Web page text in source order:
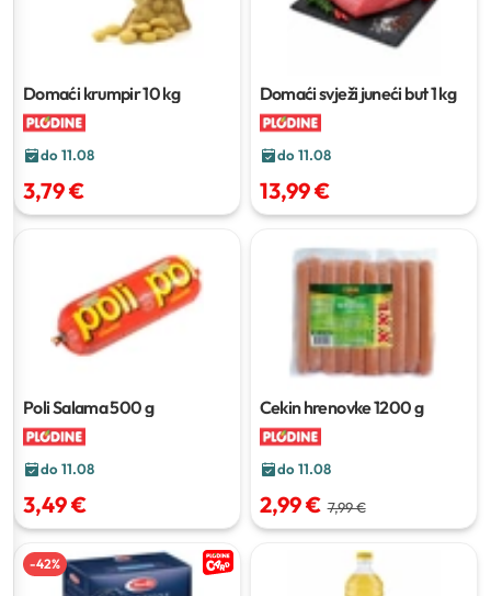
Domaći krumpir10 kg
do 11.08
3,79 €
Domaći svježi juneći but1 kg
do 11.08
13,99 €
Poli Salama500 g
do 11.08
3,49 €
Cekin hrenovke1200 g
do 11.08
2,99 € 7,99 €
-42%